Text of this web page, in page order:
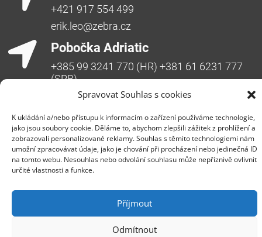
Spravovat Souhlas s cookies
K ukládání a/nebo přístupu k informacím o zařízení používáme technologie,
jako jsou soubory cookie. Děláme to, abychom zlepšili zážitek z prohlížení a
zobrazovali personalizované reklamy. Souhlas s těmito technologiemi nám
umožní zpracovávat údaje, jako je chování při procházení nebo jedinečná ID
na tomto webu. Nesouhlas nebo odvolání souhlasu může nepříznivě ovlivnit
určité vlastnosti a funkce.
Příjmout
Odmítnout
+421 917 554 499
erik.leo@zebra.cz
Pobočka Adriatic
+385 99 3241 770 (HR) +381 61 6231 777
(SRB)
nebojsa.stankic@zebra.cz
Společnost ZEBRA SYSTEMS, s.r.o. je předním
distributorem s přidanou hodnotou (VAD) v segmentu
IT bezpečnosti, ochrany dat a business continuity v